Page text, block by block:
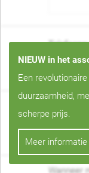
E-mail
Wanneer
NIEUW in het
Een
duurzaamheid,
scherpe prijs.
Meer informatie